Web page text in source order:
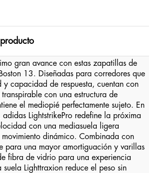
gran avance con estas zapatillas de
13. Diseñadas para corredores que
y capacidad de respuesta, cuentan con
con una estructura de
el mediopié perfectamente sujeto. En
LightstrikePro redefine la próxima
con una mediasuela ligera
dinámico. Combinada con
para una mayor amortiguación y varillas
fibra de vidrio para una experiencia
suela Lighttraxion reduce el peso sin